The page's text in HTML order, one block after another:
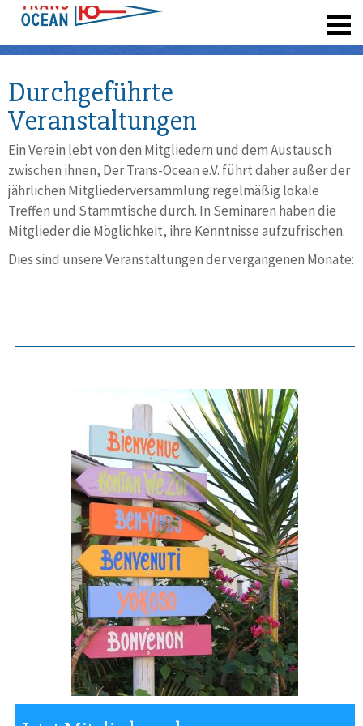
Durchgeführte
Veranstaltungen
Ein Verein lebt von den Mitgliedern und dem Austausch
zwischen ihnen, Der Trans-Ocean e.V. führt daher außer der
jährlichen Mitgliederversammlung regelmäßig lokale
Treffen und Stammtische durch. In Seminaren haben die
Mitglieder die Möglichkeit, ihre Kenntnisse aufzufrischen.
Dies sind unsere Veranstaltungen der vergangenen Monate: